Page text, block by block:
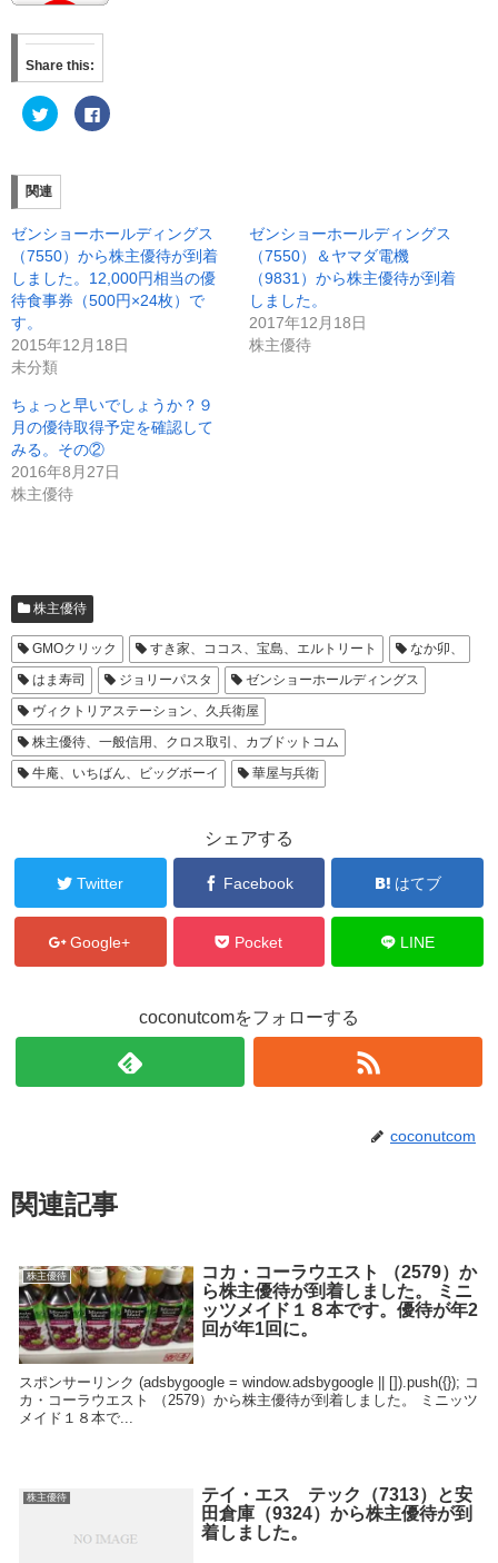
Share this:
ク
リ
て
T
w
t
t
e
で
共
有
新
し
い
ウ
ン
ド
ウ
で
開
き
ま
す
F
a
共
有
す
る
に
は
ク
ッ
ク
だ
さ
い
(
新
し
い
関連
ゼンショーホールディングス
（7550）から株主優待が到着
しました。12,000円相当の優
待食事券（500円×24枚）で
す。
2015年12月18日
未分類
ゼンショーホールディングス
（7550）＆ヤマダ電機
（9831）から株主優待が到着
しました。
2017年12月18日
株主優待
ちょっと早いでしょうか？９
月の優待取得予定を確認して
みる。その②
2016年8月27日
株主優待
株主優待
GMOクリック すき家、ココス、宝島、エルトリート
なか卯、
はま寿司
ジョリーパスタ
ゼンショーホールディングス
ヴィクトリアステーション、久兵衛屋
株主優待、一般信用、クロス取引、カブドットコム
牛庵、いちばん、ビッグボーイ
華屋与兵衛
シェアする
Twitter Facebook はてブ
Google+ Pocket LINE
coconutcomをフォローする
coconutcom
関連記事
株主優待
コカ・コーラウエスト （2579）か
ら株主優待が到着しました。 ミニ
ッツメイド１８本です。優待が年2
回が年1回に。
スポンサーリンク (adsbygoogle = window.adsbygoogle || []).push({}); コ
カ・コーラウエスト （2579）から株主優待が到着しました。 ミニッツ
メイド１８本で...
株主優待
テイ・エス テック（7313）と安
田倉庫（9324）から株主優待が到
着しました。